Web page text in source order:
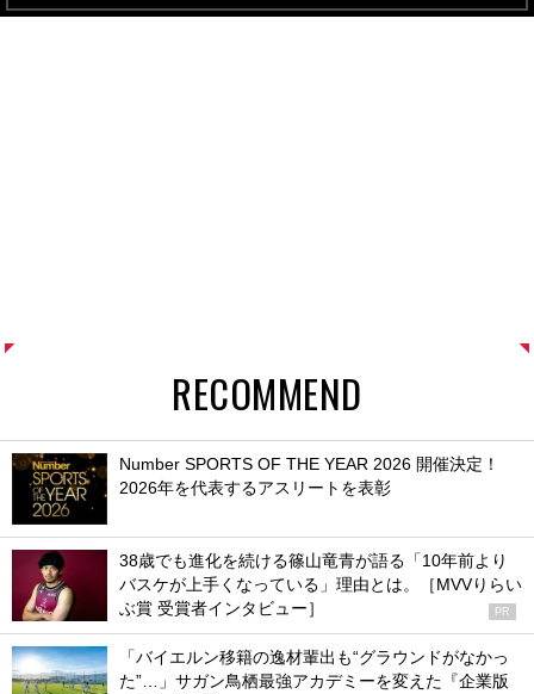
RECOMMEND
Number SPORTS OF THE YEAR 2026 開催決定！
2026年を代表するアスリートを表彰
38歳でも進化を続ける篠山竜青が語る「10年前より
バスケが上手くなっている」理由とは。［MVVりらい
ぶ賞 受賞者インタビュー］
PR
「バイエルン移籍の逸材輩出も“グラウンドがなかっ
た”…」サガン鳥栖最強アカデミーを変えた『企業版